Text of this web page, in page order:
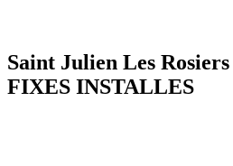
Saint Julien Les
FIXES INSTALLES